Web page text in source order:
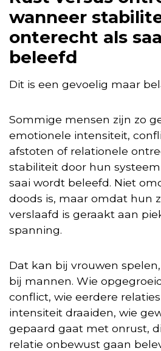
wanneer
onterecht als
beleefd
Dit is een gevoelig maar
Sommige mensen zijn zo
emotionele intensiteit,
afstoten of relationele
stabiliteit door hun
saai wordt beleefd. Niet
doods is, maar omdat hun
verslaafd is geraakt aan
spanning.
Dat kan bij vrouwen
bij mannen. Wie
conflict, wie eerdere
intensiteit draaiden, wie
gepaard gaat met onrust,
relatie onbewust gaan